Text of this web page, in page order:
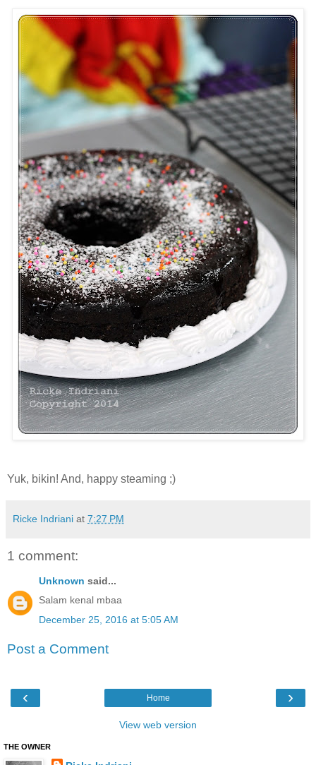
Yuk, bikin! And, happy steaming ;)
Ricke Indriani at 7:27 PM
1 comment:
Unknown said...
Salam kenal mbaa
December 25, 2016 at 5:05 AM
Post a Comment
‹ ›
Home
View web version
THE OWNER